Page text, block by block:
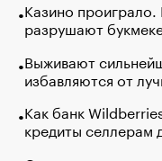
Казино
разрушают
Выживают
избавляются от
Как банк
кредиты селлерам